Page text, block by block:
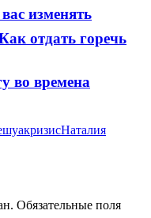
изменять
отдать горечь
во времена
кризисНаталия
Обязательные поля